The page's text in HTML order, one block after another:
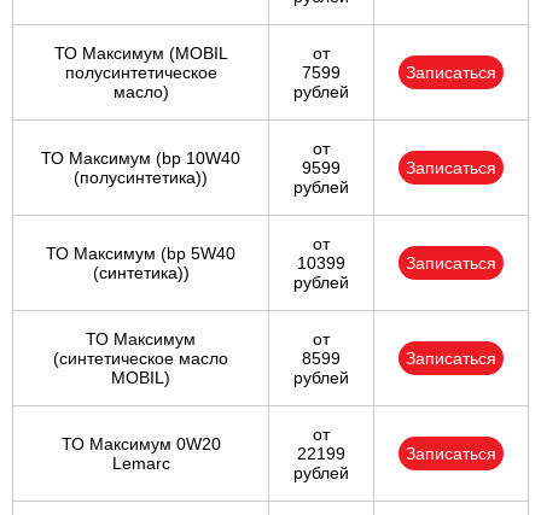
ТО Максимум (MOBIL
полуcинтетическое
масло)
от
7599
рублей
Записаться
ТО Максимум (bp 10W40
(полусинтетика))
от
9599
рублей
Записаться
ТО Максимум (bp 5W40
(синтетика))
от
10399
рублей
Записаться
ТО Максимум
(cинтетическое масло
MOBIL)
от
8599
рублей
Записаться
ТО Максимум 0W20
Lemarc
от
22199
рублей
Записаться